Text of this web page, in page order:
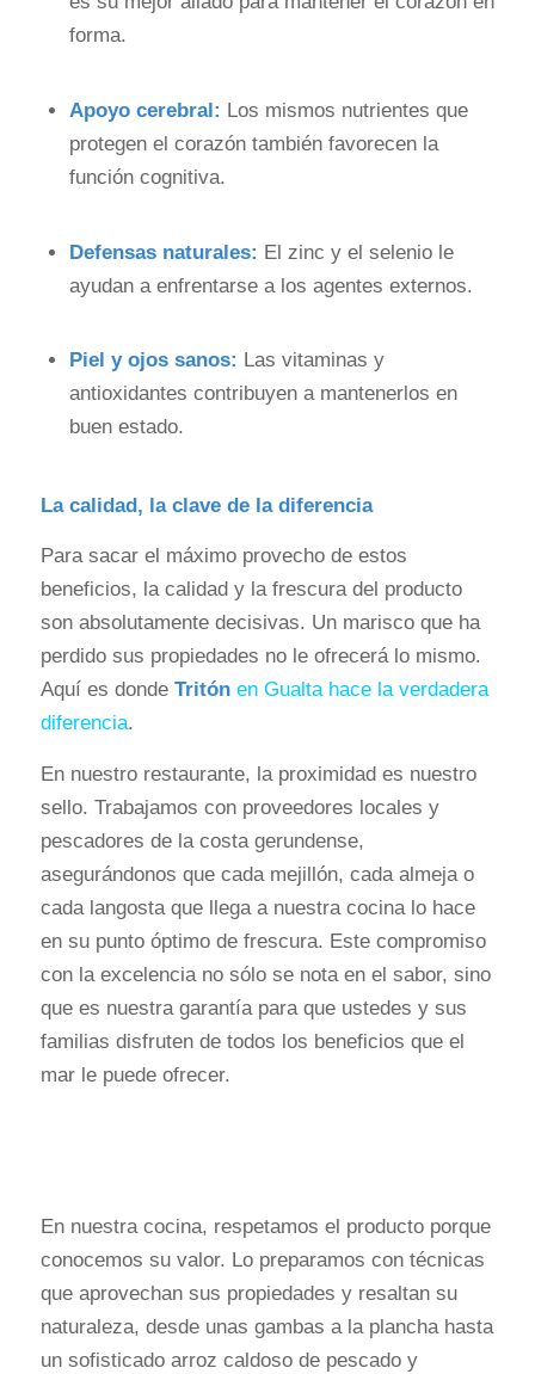
forma.
Apoyo cerebral: Los mismos nutrientes que
protegen el corazón también favorecen la
función cognitiva.
Defensas naturales: El zinc y el selenio le
ayudan a enfrentarse a los agentes externos.
Piel y ojos sanos: Las vitaminas y
antioxidantes contribuyen a mantenerlos en
buen estado.
La calidad, la clave de la diferencia
Para sacar el máximo provecho de estos
beneficios, la calidad y la frescura del producto
son absolutamente decisivas. Un marisco que ha
perdido sus propiedades no le ofrecerá lo mismo.
Aquí es donde Tritónen Gualta hace la verdadera
diferencia.
En nuestro restaurante, la proximidad es nuestro
sello. Trabajamos con proveedores locales y
pescadores de la costa gerundense,
asegurándonos que cada mejillón, cada almeja o
cada langosta que llega a nuestra cocina lo hace
en su punto óptimo de frescura. Este compromiso
con la excelencia no sólo se nota en el sabor, sino
que es nuestra garantía para que ustedes y sus
familias disfruten de todos los beneficios que el
mar le puede ofrecer.
En nuestra cocina, respetamos el producto porque
conocemos su valor. Lo preparamos con técnicas
que aprovechan sus propiedades y resaltan su
naturaleza, desde unas gambas a la plancha hasta
un sofisticado arroz caldoso de pescado y